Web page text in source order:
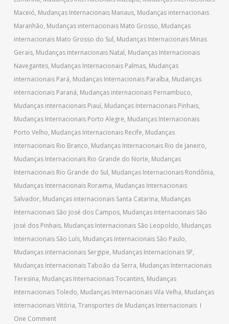
Maceió, Mudanças Internacionais Manaus, Mudanças internacionais
Maranhão, Mudanças internacionais Mato Grosso, Mudanças
internacionais Mato Grosso do Sul, Mudanças Internacionais Minas
Gerais, Mudanças Internacionais Natal, Mudanças Internacionais
Navegantes, Mudanças Internacionais Palmas, Mudanças
internacionais Pará, Mudanças Internacionais Paraíba, Mudanças
internacionais Paraná, Mudanças internacionais Pernambuco,
Mudanças internacionais Piauí, Mudanças Internacionais Pinhais,
Mudanças Internacionais Porto Alegre, Mudanças Internacionais
Porto Velho, Mudanças Internacionais Recife, Mudanças
Internacionais Rio Branco, Mudanças Internacionais Rio de Janeiro,
Mudanças Internacionais Rio Grande do Norte, Mudanças
Internacionais Rio Grande do Sul, Mudanças Internacionais Rondônia,
Mudanças Internacionais Roraima, Mudanças Internacionais
Salvador, Mudanças internacionais Santa Catarina, Mudanças
Internacionais São José dos Campos, Mudanças Internacionais São
José dos Pinhais, Mudanças Internacionais São Leopoldo, Mudanças
Internacionais São Luís, Mudanças Internacionais São Paulo,
Mudanças internacionais Sergipe, Mudanças Internacionais SP,
Mudanças Internacionais Taboão da Serra, Mudanças Internacionais
Teresina, Mudanças Internacionais Tocantins, Mudanças
Internacionais Toledo, Mudanças Internacionais Vila Velha, Mudanças
Internacionais Vitória, Transportes de Mudanças Internacionais
One Comment